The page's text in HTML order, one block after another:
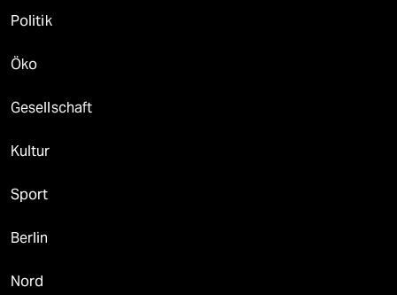
Politik
Öko
Gesellschaft
Kultur
Sport
Berlin
Nord